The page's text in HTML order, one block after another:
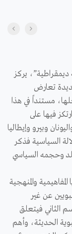
ديمقراطية”، يركز
تعارض
مستنداً في هذا
فيها على
وبيرو وإيطاليا
السياسية فذكر
وحجمه السياسي
والمنهجية
عن غير
الثاني فيتعلق
الحديثة، وأهم